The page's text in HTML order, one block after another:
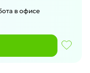
в офисе